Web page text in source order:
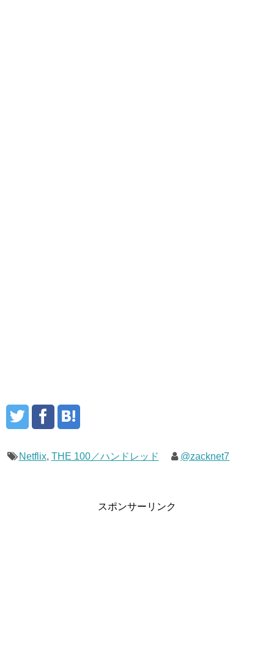
Netflix, THE 100／ハンドレッド @zacknet7
スポンサーリンク